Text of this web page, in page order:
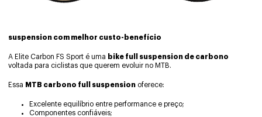
suspension com melhor custo-benefício
A Elite Carbon FS Sport é uma bike full
suspension de carbono
voltada para ciclistas que querem evoluir no MTB.
Essa MTB carbono full suspensionoferece:
Excelente equilíbrio entre performance e preço;
Componentes confiáveis;